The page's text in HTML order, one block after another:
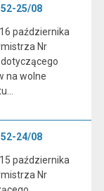
25/08
października
Nr
na wolne
24/08
października
Nr